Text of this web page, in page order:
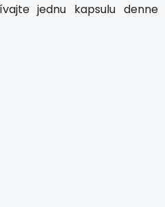
jednu kapsulu denne